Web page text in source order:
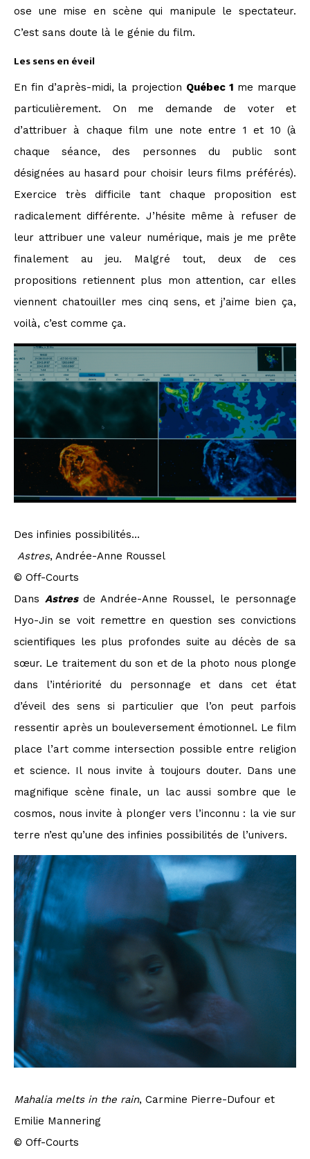
ose une mise en scène qui manipule le spectateur.
C’est sans doute là le génie du film.
Les sens en éveil
En fin d’après-midi, la projection Québec 1 me marque
particulièrement. On me demande de voter et
d’attribuer à chaque film une note entre 1 et 10 (à
chaque séance, des personnes du public sont
désignées au hasard pour choisir leurs films préférés).
Exercice très difficile tant chaque proposition est
radicalement différente. J’hésite même à refuser de
leur attribuer une valeur numérique, mais je me prête
finalement au jeu. Malgré tout, deux de ces
propositions retiennent plus mon attention, car elles
viennent chatouiller mes cinq sens, et j’aime bien ça,
voilà, c’est comme ça.
Des infinies possibilités…
Astres, Andrée-Anne Roussel
© Off-Courts
Dans Astres de Andrée-Anne Roussel, le personnage
Hyo-Jin se voit remettre en question ses convictions
scientifiques les plus profondes suite au décès de sa
sœur. Le traitement du son et de la photo nous plonge
dans l’intériorité du personnage et dans cet état
d’éveil des sens si particulier que l’on peut parfois
ressentir après un bouleversement émotionnel. Le film
place l’art comme intersection possible entre religion
et science. Il nous invite à toujours douter. Dans une
magnifique scène finale, un lac aussi sombre que le
cosmos, nous invite à plonger vers l’inconnu : la vie sur
terre n’est qu’une des infinies possibilités de l’univers.
Mahalia melts in the rain, Carmine Pierre-Dufour et
Emilie Mannering
© Off-Courts